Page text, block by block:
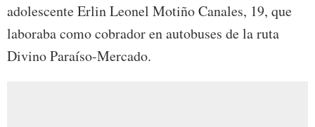
adolescente Erlin Leonel Motiño Canales, 19, que
laboraba como cobrador en autobuses de la ruta
Divino Paraíso-Mercado.